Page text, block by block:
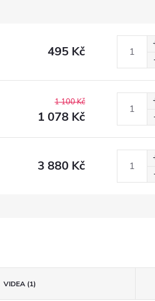
495 Kč
1 100 Kč
1 078 Kč
3 880 Kč
VIDEA (1)